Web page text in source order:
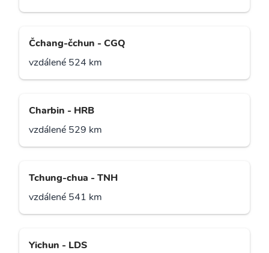
Čchang-čchun - CGQ
vzdálené 524 km
Charbin - HRB
vzdálené 529 km
Tchung-chua - TNH
vzdálené 541 km
Yichun - LDS